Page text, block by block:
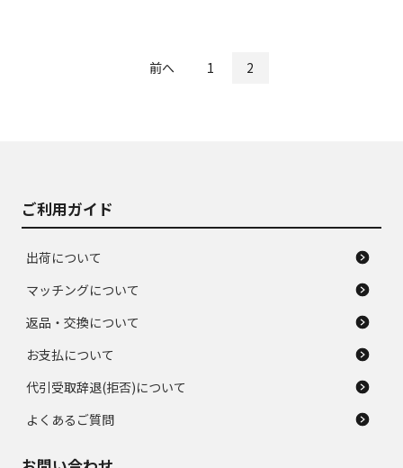
前へ 1 2
ご利用ガイド
出荷について
マッチングについて
返品・交換について
お支払について
代引受取辞退(拒否)について
よくあるご質問